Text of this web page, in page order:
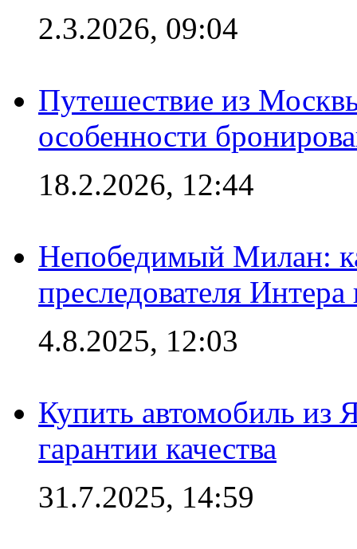
2.3.2026, 09:04
Путешествие из
особенности
18.2.2026, 12:44
Непобедимый Милан:
преследователя
4.8.2025, 12:03
Купить автомобиль из
гарантии качества
31.7.2025, 14:59